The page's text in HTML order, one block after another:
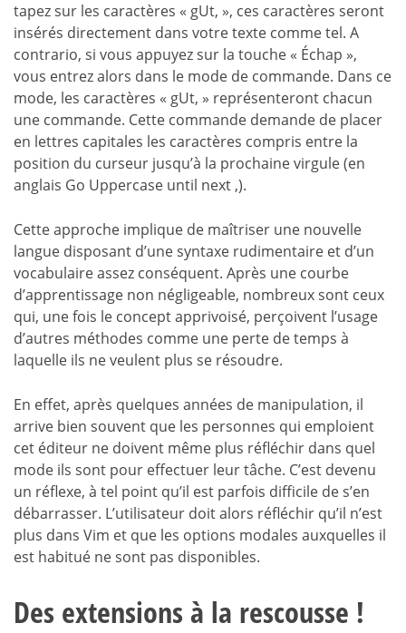
tapez sur les caractères « gUt, », ces caractères seront
insérés directement dans votre texte comme tel. A
contrario, si vous appuyez sur la touche « Échap »,
vous entrez alors dans le mode de commande. Dans ce
mode, les caractères « gUt, » représenteront chacun
une commande. Cette commande demande de placer
en lettres capitales les caractères compris entre la
position du curseur jusqu’à la prochaine virgule (en
anglais Go Uppercase until next ,).
Cette approche implique de maîtriser une nouvelle
langue disposant d’une syntaxe rudimentaire et d’un
vocabulaire assez conséquent. Après une courbe
d’apprentissage non négligeable, nombreux sont ceux
qui, une fois le concept apprivoisé, perçoivent l’usage
d’autres méthodes comme une perte de temps à
laquelle ils ne veulent plus se résoudre.
En effet, après quelques années de manipulation, il
arrive bien souvent que les personnes qui emploient
cet éditeur ne doivent même plus réfléchir dans quel
mode ils sont pour effectuer leur tâche. C’est devenu
un réflexe, à tel point qu’il est parfois difficile de s’en
débarrasser. L’utilisateur doit alors réfléchir qu’il n’est
plus dans Vim et que les options modales auxquelles il
est habitué ne sont pas disponibles.
Des extensions à la rescousse !